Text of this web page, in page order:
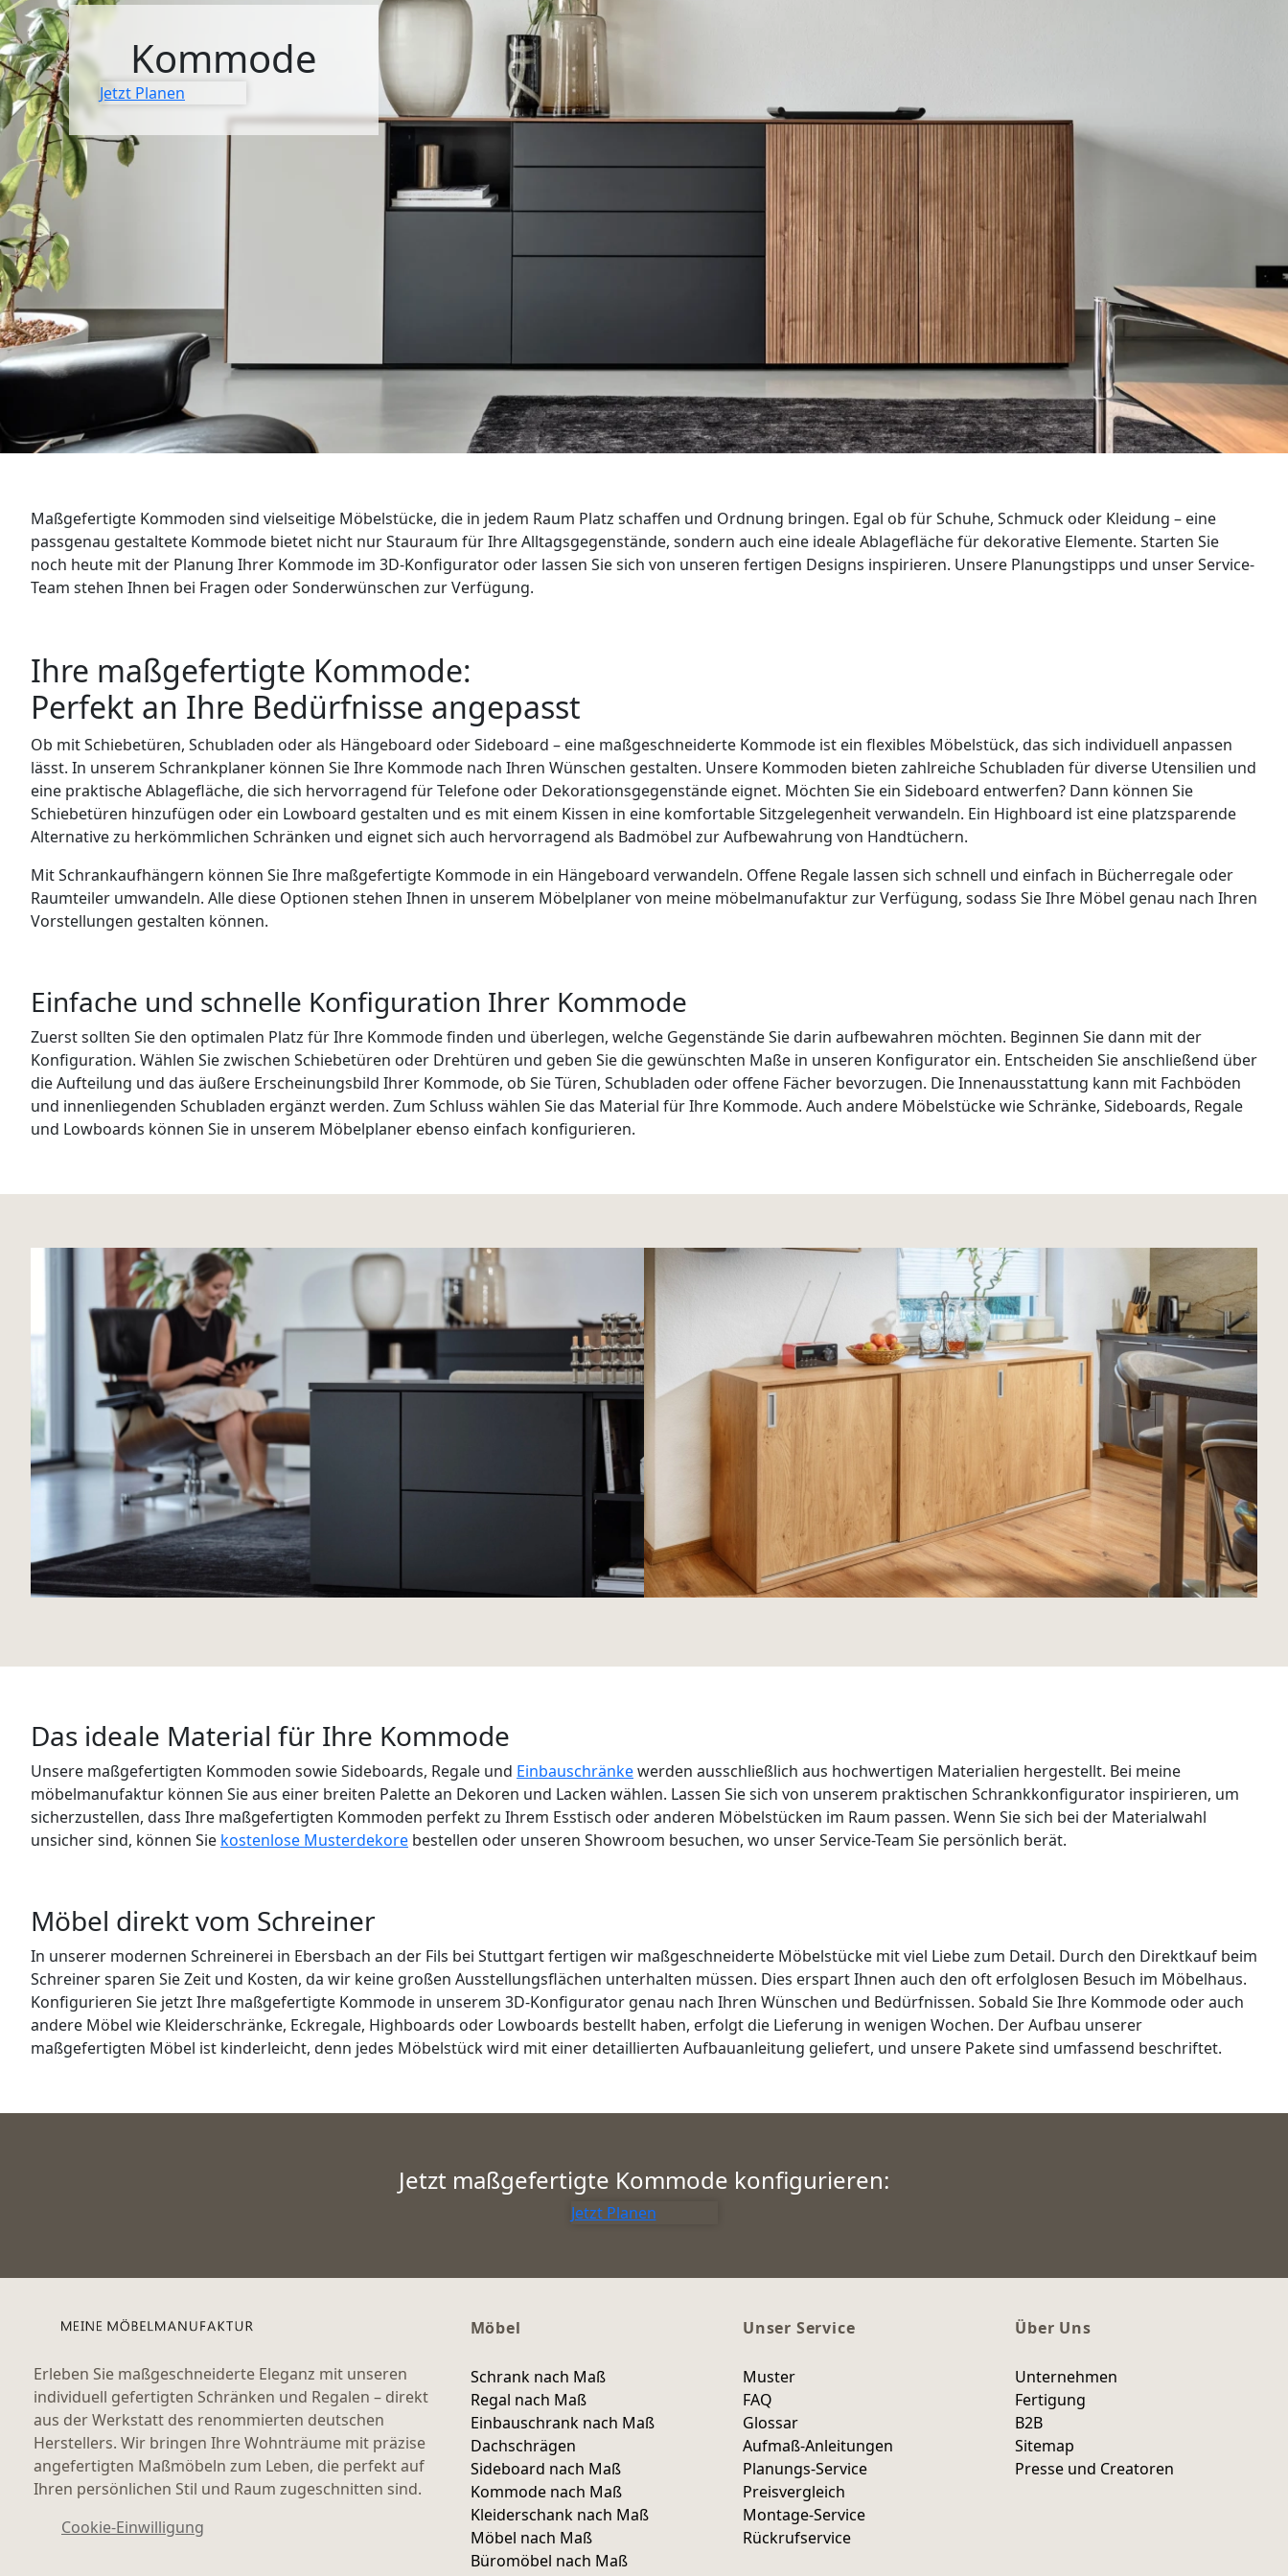
Kommode
Jetzt Planen
Maßgefertigte Kommoden sind vielseitige Möbelstücke, die in jedem Raum Platz schaffen und Ordnung bringen. Egal ob für Schuhe, Schmuck oder Kleidung – eine
passgenau gestaltete Kommode bietet nicht nur Stauraum für Ihre Alltagsgegenstände, sondern auch eine ideale Ablagefläche für dekorative Elemente. Starten Sie
noch heute mit der Planung Ihrer Kommode im 3D-Konfigurator oder lassen Sie sich von unseren fertigen Designs inspirieren. Unsere Planungstipps und unser Service-
Team stehen Ihnen bei Fragen oder Sonderwünschen zur Verfügung.
Ihre maßgefertigte Kommode:
Perfekt an Ihre Bedürfnisse angepasst
Ob mit Schiebetüren, Schubladen oder als Hängeboard oder Sideboard – eine maßgeschneiderte Kommode ist ein flexibles Möbelstück, das sich individuell anpassen
lässt. In unserem Schrankplaner können Sie Ihre Kommode nach Ihren Wünschen gestalten. Unsere Kommoden bieten zahlreiche Schubladen für diverse Utensilien und
eine praktische Ablagefläche, die sich hervorragend für Telefone oder Dekorationsgegenstände eignet. Möchten Sie ein Sideboard entwerfen? Dann können Sie
Schiebetüren hinzufügen oder ein Lowboard gestalten und es mit einem Kissen in eine komfortable Sitzgelegenheit verwandeln. Ein Highboard ist eine platzsparende
Alternative zu herkömmlichen Schränken und eignet sich auch hervorragend als Badmöbel zur Aufbewahrung von Handtüchern.
Mit Schrankaufhängern können Sie Ihre maßgefertigte Kommode in ein Hängeboard verwandeln. Offene Regale lassen sich schnell und einfach in Bücherregale oder
Raumteiler umwandeln. Alle diese Optionen stehen Ihnen in unserem Möbelplaner von meine möbelmanufaktur zur Verfügung, sodass Sie Ihre Möbel genau nach Ihren
Vorstellungen gestalten können.
Einfache und schnelle Konfiguration Ihrer Kommode
Zuerst sollten Sie den optimalen Platz für Ihre Kommode finden und überlegen, welche Gegenstände Sie darin aufbewahren möchten. Beginnen Sie dann mit der
Konfiguration. Wählen Sie zwischen Schiebetüren oder Drehtüren und geben Sie die gewünschten Maße in unseren Konfigurator ein. Entscheiden Sie anschließend über
die Aufteilung und das äußere Erscheinungsbild Ihrer Kommode, ob Sie Türen, Schubladen oder offene Fächer bevorzugen. Die Innenausstattung kann mit Fachböden
und innenliegenden Schubladen ergänzt werden. Zum Schluss wählen Sie das Material für Ihre Kommode. Auch andere Möbelstücke wie Schränke, Sideboards, Regale
und Lowboards können Sie in unserem Möbelplaner ebenso einfach konfigurieren.
Das ideale Material für Ihre Kommode
Unsere maßgefertigten Kommoden sowie Sideboards, Regale und Einbauschränkewerden ausschließlich aus hochwertigen Materialien hergestellt. Bei meine
möbelmanufaktur können Sie aus einer breiten Palette an Dekoren und Lacken wählen. Lassen Sie sich von unserem praktischen Schrankkonfigurator inspirieren, um
sicherzustellen, dass Ihre maßgefertigten Kommoden perfekt zu Ihrem Esstisch oder anderen Möbelstücken im Raum passen. Wenn Sie sich bei der Materialwahl
unsicher sind, können Sie kostenlose Musterdekore bestellen oder unseren Showroom besuchen, wo unser Service-Team Sie persönlich berät.
Möbel direkt vom Schreiner
In unserer modernen Schreinerei in Ebersbach an der Fils bei Stuttgart fertigen wir maßgeschneiderte Möbelstücke mit viel Liebe zum Detail. Durch den Direktkauf beim
Schreiner sparen Sie Zeit und Kosten, da wir keine großen Ausstellungsflächen unterhalten müssen. Dies erspart Ihnen auch den oft erfolglosen Besuch im Möbelhaus.
Konfigurieren Sie jetzt Ihre maßgefertigte Kommode in unserem 3D-Konfigurator genau nach Ihren Wünschen und Bedürfnissen. Sobald Sie Ihre Kommode oder auch
andere Möbel wie Kleiderschränke, Eckregale, Highboards oder Lowboards bestellt haben, erfolgt die Lieferung in wenigen Wochen. Der Aufbau unserer
maßgefertigten Möbel ist kinderleicht, denn jedes Möbelstück wird mit einer detaillierten Aufbauanleitung geliefert, und unsere Pakete sind umfassend beschriftet.
Jetzt maßgefertigte Kommode konfigurieren:
Jetzt Planen
Erleben Sie maßgeschneiderte Eleganz mit unseren
individuell gefertigten Schränken und Regalen – direkt
aus der Werkstatt des renommierten deutschen
Herstellers. Wir bringen Ihre Wohnträume mit präzise
angefertigten Maßmöbeln zum Leben, die perfekt auf
Ihren persönlichen Stil und Raum zugeschnitten sind.
Cookie-Einwilligung
Möbel
Schrank nach Maß
Regal nach Maß
Einbauschrank nach Maß
Dachschrägen
Sideboard nach Maß
Kommode nach Maß
Kleiderschank nach Maß
Möbel nach Maß
Büromöbel nach Maß
Unser Service
Muster
FAQ
Glossar
Aufmaß-Anleitungen
Planungs-Service
Preisvergleich
Montage-Service
Rückrufservice
Über Uns
Unternehmen
Fertigung
B2B
Sitemap
Presse und Creatoren
SIDEBOARDS
KOMMODEN
LOWBOARDS
TV-MÖBEL
FLURMÖBEL
VITRINEN
ECKLÖSUNGEN
SCHIEBETÜREN & SCHIEBETÜRSCHRÄNKE
APOTHEKERSCHRANK
WANDBOARDS
ALLE ANZEIGEN